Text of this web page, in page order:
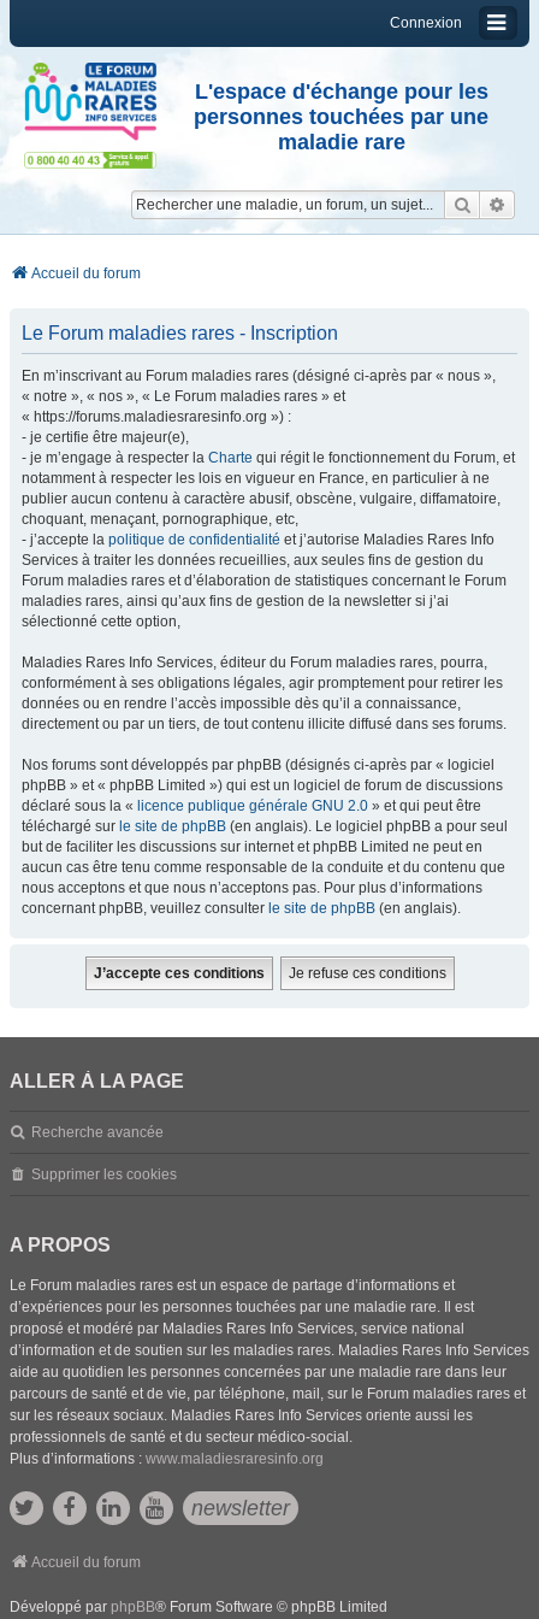
Connexion
L'espace d'échange pour les
personnes touchées par une
maladie rare
Accueil du forum
Le Forum maladies rares - Inscription
En m’inscrivant au Forum maladies rares (désigné ci-après par « nous »,
« notre », « nos », « Le Forum maladies rares » et
« https://forums.maladiesraresinfo.org ») :
- je certifie être majeur(e),
- je m’engage à respecter la Charte qui régit le fonctionnement du Forum, et
notamment à respecter les lois en vigueur en France, en particulier à ne
publier aucun contenu à caractère abusif, obscène, vulgaire, diffamatoire,
choquant, menaçant, pornographique, etc,
- j’accepte la politique de confidentialité et j’autorise Maladies Rares Info
Services à traiter les données recueillies, aux seules fins de gestion du
Forum maladies rares et d’élaboration de statistiques concernant le Forum
maladies rares, ainsi qu’aux fins de gestion de la newsletter si j’ai
sélectionné cette option,
Maladies Rares Info Services, éditeur du Forum maladies rares, pourra,
conformément à ses obligations légales, agir promptement pour retirer les
données ou en rendre l’accès impossible dès qu’il a connaissance,
directement ou par un tiers, de tout contenu illicite diffusé dans ses forums.
Nos forums sont développés par phpBB (désignés ci-après par « logiciel
phpBB » et « phpBB Limited ») qui est un logiciel de forum de discussions
déclaré sous la « licence publique générale GNU 2.0 » et qui peut être
téléchargé sur le site de phpBB (en anglais). Le logiciel phpBB a pour seul
but de faciliter les discussions sur internet et phpBB Limited ne peut en
aucun cas être tenu comme responsable de la conduite et du contenu que
nous acceptons et que nous n’acceptons pas. Pour plus d’informations
concernant phpBB, veuillez consulter le site de phpBB (en anglais).
ALLER À LA PAGE
Recherche avancée
Supprimer les cookies
A PROPOS
Le Forum maladies rares est un espace de partage d’informations et
d’expériences pour les personnes touchées par une maladie rare. Il est
proposé et modéré par Maladies Rares Info Services, service national
d’information et de soutien sur les maladies rares. Maladies Rares Info Services
aide au quotidien les personnes concernées par une maladie rare dans leur
parcours de santé et de vie, par téléphone, mail, sur le Forum maladies rares et
sur les réseaux sociaux. Maladies Rares Info Services oriente aussi les
professionnels de santé et du secteur médico-social.
Plus d’informations : www.maladiesraresinfo.org
newsletter
Accueil du forum
Développé par phpBB® Forum Software © phpBB Limited